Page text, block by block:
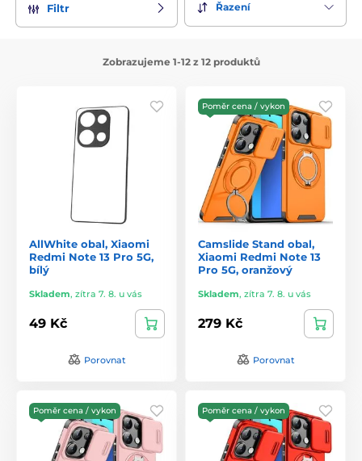
Filtr Řazení
Zobrazujeme 1-12 z 12 produktů
AllWhite obal, Xiaomi
Redmi Note 13 Pro 5G,
bílý
Skladem, zítra 7. 8. u vás
49 Kč
Porovnat
Poměr cena / vykon
Camslide Stand obal,
Xiaomi Redmi Note 13
Pro 5G, oranžový
Skladem, zítra 7. 8. u vás
279 Kč
Porovnat
Poměr cena / vykon Poměr cena / vykon